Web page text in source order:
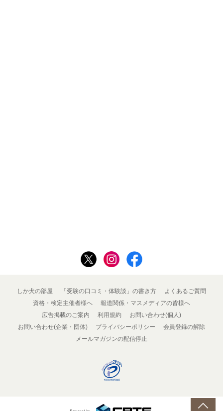
しか犬の部屋 「受験の口コミ・体験談」の書き方
よくあるご質問
資格・検定主催者様へ
報道関係・マスメディアの皆様へ
広告掲載のご案内
利用規約
お問い合わせ(個人)
お問い合わせ(企業・団体)
プライバシーポリシー
会員登録の解除
メールマガジンの配信停止